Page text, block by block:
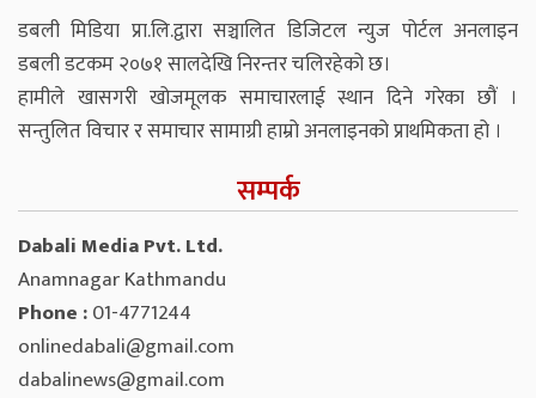
डबली मिडिया प्रा.लि.द्वारा सञ्चालित डिजिटल न्युज पोर्टल अनलाइन
डबली डटकम २०७१ सालदेखि निरन्तर चलिरहेको छ।
हामीले खासगरी खोजमूलक समाचारलाई स्थान दिने गरेका छौं ।
सन्तुलित विचार र समाचार सामाग्री हाम्रो अनलाइनको प्राथमिकता हो ।
सम्पर्क
Dabali Media Pvt. Ltd.
Anamnagar Kathmandu
Phone :01-4771244
onlinedabali@gmail.com
dabalinews@gmail.com